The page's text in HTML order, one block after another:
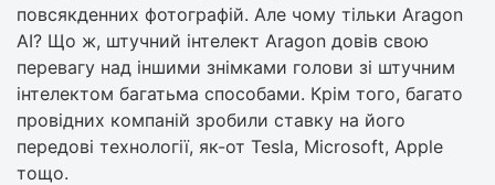
повсякденних фотографій. Але чому тільки Aragon
AI? Що ж, штучний інтелект Aragon довів свою
перевагу над іншими знімками голови зі штучним
інтелектом багатьма способами. Крім того, багато
провідних компаній зробили ставку на його
передові технології, як-от Tesla, Microsoft, Apple
тощо.